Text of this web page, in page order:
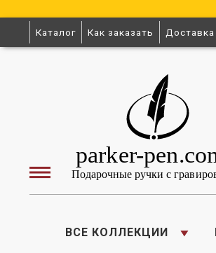
Каталог Как заказать Доставка
ВСЕ КОЛЛЕКЦИИ